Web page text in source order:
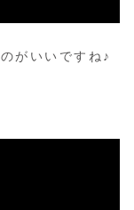
のがいいですね♪